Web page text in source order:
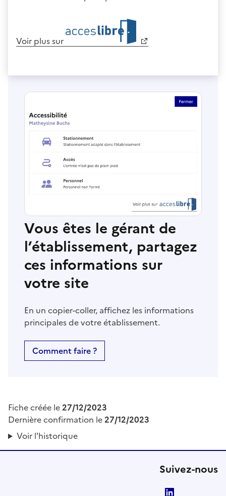
Voir plus sur
Vous êtes le gérant de
l’établissement, partagez
ces informations sur
votre site
En un copier-coller, affichez les informations
principales de votre établissement.
Comment faire ?
Fiche créée le27/12/2023
Dernière confirmation le27/12/2023
Voir l'historique
Suivez-nous